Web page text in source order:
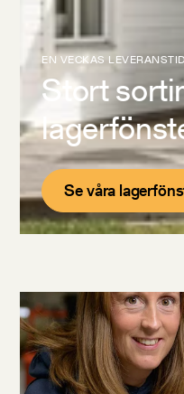
EN VECKAS
Stort
Se våra